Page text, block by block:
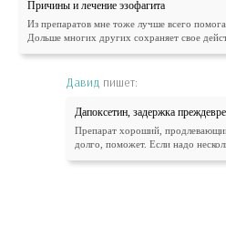
Причины и лечение эзофагита
Из препаратов мне тоже лучше всего
Дольше многих других сохраняет свое
Давид пишет:
Дапоксетин, задержка
Препарат хороший,
долго, поможет. Если надо